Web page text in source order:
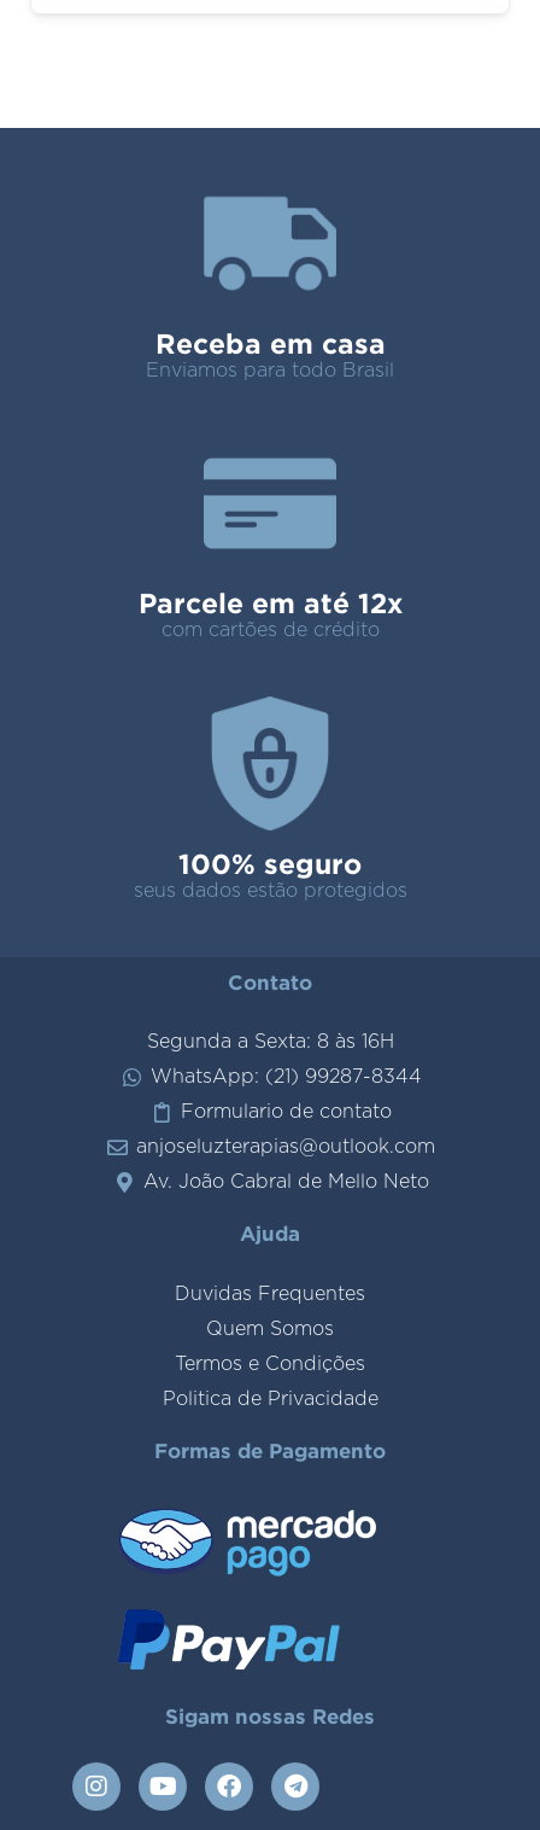
Receba em casa
Enviamos para todo Brasil
Parcele em até 12x
com cartões de crédito
100% seguro
seus dados estão protegidos
Contato
Segunda a Sexta: 8 às 16H
WhatsApp: (21) 99287-8344
Formulario de contato
anjoseluzterapias@outlook.com
Av. João Cabral de Mello Neto
Ajuda
Duvidas Frequentes
Quem Somos
Termos e Condições
Politica de Privacidade
Formas de Pagamento
Sigam nossas Redes
I
n
Y
o
F
a
T
e